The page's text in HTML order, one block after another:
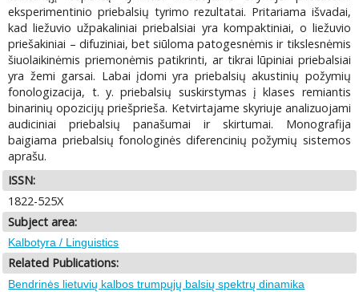
eksperimentinio priebalsių tyrimo rezultatai. Pritariama išvadai,
kad liežuvio užpakaliniai priebalsiai yra kompaktiniai, o liežuvio
priešakiniai – difuziniai, bet siūloma patogesnėmis ir tikslesnėmis
šiuolaikinėmis priemonėmis patikrinti, ar tikrai lūpiniai priebalsiai
yra žemi garsai. Labai įdomi yra priebalsių akustinių požymių
fonologizacija, t. y. priebalsių suskirstymas į klases remiantis
binarinių opozicijų priešprieša. Ketvirtajame skyriuje analizuojami
audiciniai priebalsių panašumai ir skirtumai. Monografija
baigiama priebalsių fonologinės diferencinių požymių sistemos
aprašu.
ISSN:
1822-525X
Subject area:
Kalbotyra / Linguistics
Related Publications:
Bendrinės lietuvių kalbos trumpųjų balsių spektrų dinamika